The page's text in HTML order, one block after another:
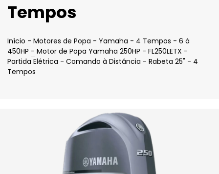
Tempos
Início - Motores de Popa - Yamaha - 4 Tempos - 6 à
450HP - Motor de Popa Yamaha 250HP - FL250LETX -
Partida Elétrica - Comando à Distância - Rabeta 25" - 4
Tempos